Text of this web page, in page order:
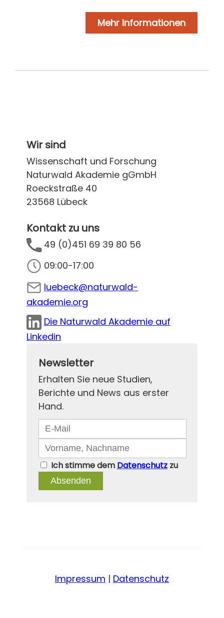
Mehr Informationen
Wir sind
Wissenschaft und Forschung
Naturwald Akademie gGmbH
Roeckstraße 40
23568 Lübeck
Kontakt zu uns
49 (0)451 69 39 80 56
09:00-17:00
luebeck@naturwald-
akademie.org
Die Naturwald Akademie auf
Linkedin
Newsletter
Erhalten Sie neue Studien,
Berichte und News aus erster
Hand.
Ich stimme dem Datenschutzzu
Absenden
Impressum | Datenschutz